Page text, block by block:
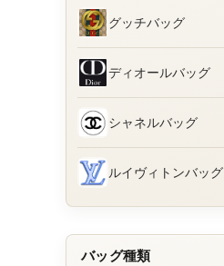
グッチバッグ
ディオールバッグ
シャネルバッグ
ルイヴィトンバッグ
バッグ種類